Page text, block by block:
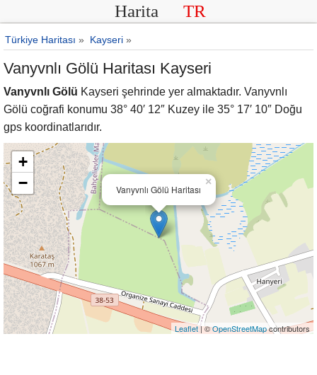
Harita TR
Türkiye Haritası » Kayseri »
Vanyvnlı Gölü Haritası Kayseri
Vanyvnlı Gölü Kayseri şehrinde yer almaktadır. Vanyvnlı
Gölü coğrafi konumu 38° 40′ 12″ Kuzey ile 35° 17′ 10″ Doğu
gps koordinatlarıdır.
Vanyvnlı Gölü Haritası
×
+
−
Leaflet| ©OpenStreetMapcontributors